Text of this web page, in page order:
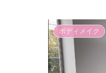
ボディメイク